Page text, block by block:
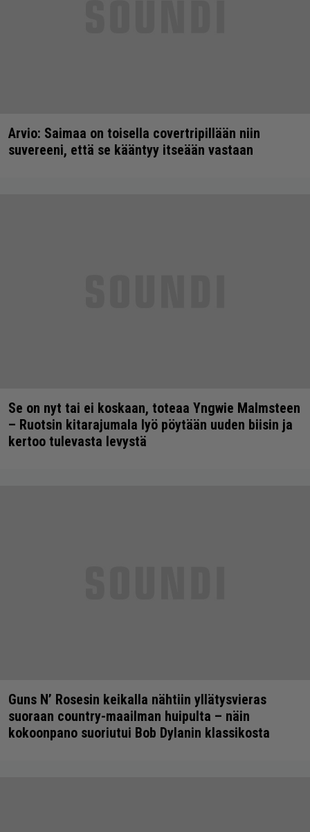
Arvio: Saimaa on toisella covertripillään niin
suvereeni, että se kääntyy itseään vastaan
Se on nyt tai ei koskaan, toteaa Yngwie Malmsteen
– Ruotsin kitarajumala lyö pöytään uuden biisin ja
kertoo tulevasta levystä
Guns N’ Rosesin keikalla nähtiin yllätysvieras
suoraan country-maailman huipulta – näin
kokoonpano suoriutui Bob Dylanin klassikosta